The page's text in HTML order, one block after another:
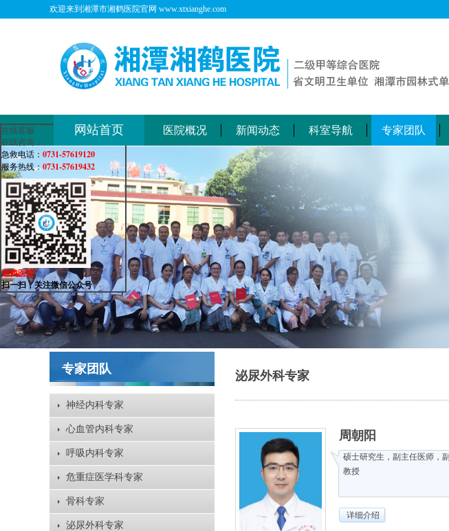
欢迎来到湘潭市湘鹤医院官网 www.xtxianghe.com
网站首页 医院概况 新闻动态 科室导航 专家团队
专家团队
神经内科专家
心血管内科专家
呼吸内科专家
危重症医学科专家
骨科专家
泌尿外科专家
泌尿外科专家
周朝阳
硕士研究生，副主任医师，副
教授
详细介绍
在线客服
在线咨询：
急救电话： 0731-57619120
服务热线：0731-57619432
湘鹤医院
扫一扫，关注微信公众号